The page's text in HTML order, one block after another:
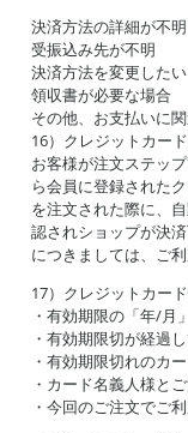
決済方法の詳細が不明
受振込み先が不明
決済方法を変更したい
領収書が必要な場合
その他、お支払いに
16）クレジットカー
お客様が注文ステッ
ら会員に登録された
を注文された際に、
認されショップが決
につきましては、ご
17）クレジットカー
・有効期限の「年/月
・有効期限切が経過
・有効期限切れのカ
・カード名義人様と
・今回のご注文でご